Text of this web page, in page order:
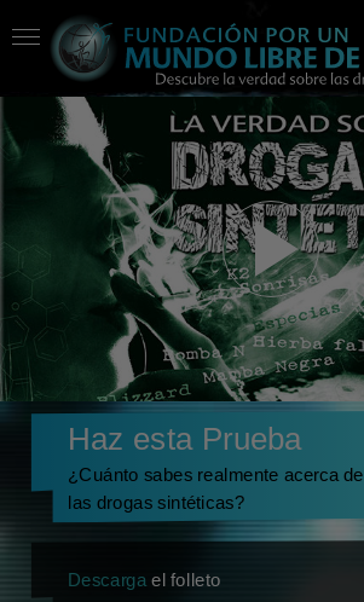
Haz esta Prueba
¿Cuánto sabes realmente acerca de
las drogas sintéticas?
Descarga el folleto